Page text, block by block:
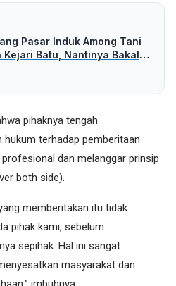
Pasar Induk Among Tani
Kejari Batu, Nantinya Bakal
Lain
pihaknya tengah
terhadap pemberitaan
dan melanggar prinsip
both side).
memberitakan itu tidak
pihak kami, sebelum
sepihak. Hal ini sangat
masyarakat dan